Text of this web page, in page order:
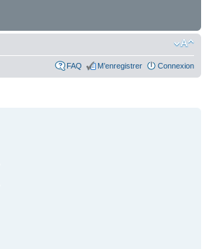
FAQ M’enregistrer Connexion